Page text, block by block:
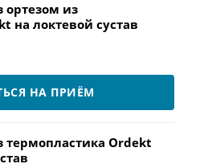
ортезом из
на локтевой сустав
НА ПРИЁМ
термопластика Ordekt